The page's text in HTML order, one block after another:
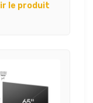
le produit